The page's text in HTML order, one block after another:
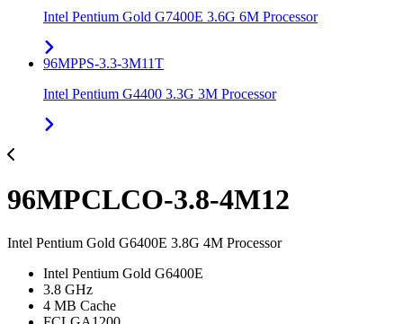
Intel Pentium Gold G7400E 3.6G 6M Processor
96MPPS-3.3-3M11T
Intel Pentium G4400 3.3G 3M Processor
96MPCLCO-3.8-4M12
Intel Pentium Gold G6400E 3.8G 4M Processor
Intel Pentium Gold G6400E
3.8 GHz
4 MB Cache